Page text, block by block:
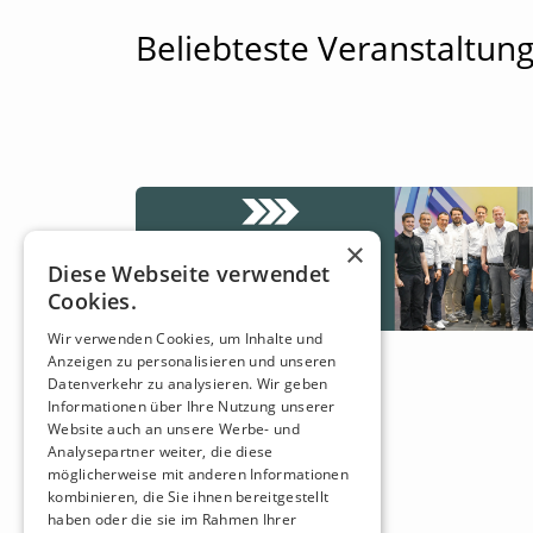
Beliebteste
×
Diese Webseite verwendet
Cookies.
Wir verwenden Cookies, um Inhalte und
Anzeigen zu personalisieren und unseren
Datenverkehr zu analysieren. Wir geben
Informationen über Ihre Nutzung unserer
Website auch an unsere Werbe- und
Analysepartner weiter, die diese
möglicherweise mit anderen Informationen
kombinieren, die Sie ihnen bereitgestellt
haben oder die sie im Rahmen Ihrer